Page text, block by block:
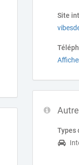
Site
Types